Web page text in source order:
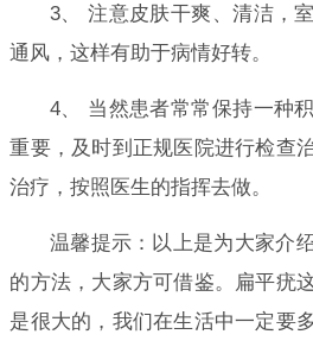
3、 注意皮肤干爽、清洁，
通风，这样有助于病情好转。
4、 当然患者常常保持一种
重要，及时到正规医院进行检查
治疗，按照医生的指挥去做。
温馨提示：以上是为大家介
的方法，大家方可借鉴。扁平疣
是很大的，我们在生活中一定要